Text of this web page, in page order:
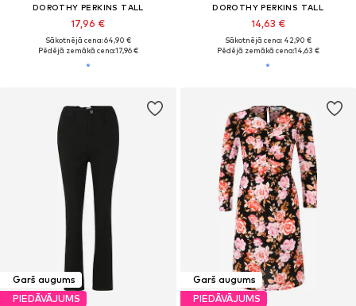
DOROTHY PERKINS TALL
17,96 €
Sākotnējā cena: 64,90 €
Pēdējā zemākā cena:17,96 €
DOROTHY PERKINS TALL
14,63 €
Sākotnējā cena: 42,90 €
Pēdējā zemākā cena:14,63 €
Garš augums
PIEDĀVĀJUMS
Garš augums
PIEDĀVĀJUMS